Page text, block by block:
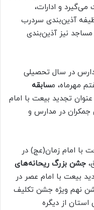
و ادارات،
آذین‌بندی سردرب
نیز آذین‌بندی
در سال تحصیلی
مهرماه، مسابقه
تجدید بیعت با امام
در مدارس و
با امام زمان(عج) در
جشن بزرگ ریحانه‌های
بیعت با امام عصر در
نهم ویژه جشن تکلیف
استان از دیگر‌ه